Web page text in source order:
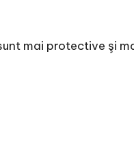
mai protective şi